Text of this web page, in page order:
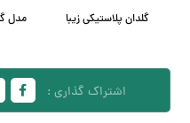
گلدان پلاستیکی زیبا مدل